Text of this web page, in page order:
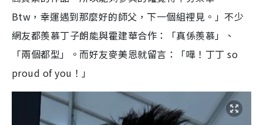
Btw，幸運遇到那麼好的師父，下一個組裡見。」不少
網友都羨慕丁子朗能與霍建華合作：「真係羨慕」、
「兩個都型」。而好友麥美恩就留言：「嘩！丁丁 so
proud of you！」